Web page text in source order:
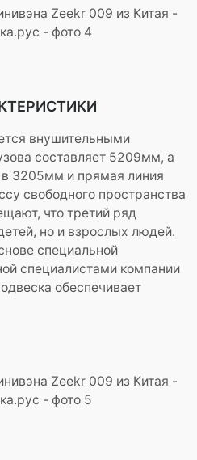
внушительными
составляет 5209мм, а
в 3205мм и прямая линия
свободного пространства
что третий ряд
но и взрослых людей.
специальной
специалистами компании
обеспечивает